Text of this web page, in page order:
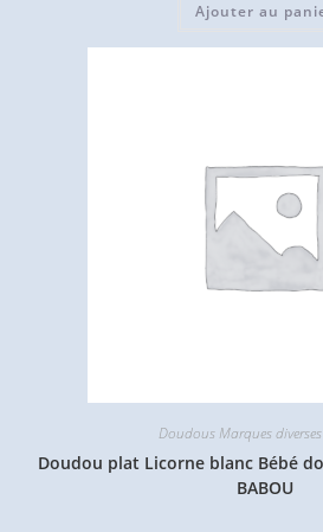
Ajouter au
Doudous Marques diverses
Doudou plat Licorne blanc Bébé
BABOU